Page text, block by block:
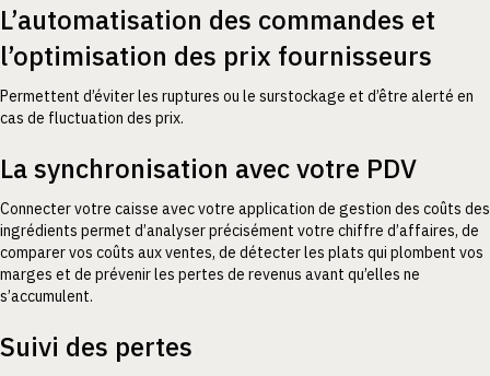
L’automatisation des commandes et
l’optimisation des prix fournisseurs
Permettent d’éviter les ruptures ou le surstockage et d’être alerté en
cas de fluctuation des prix.
La synchronisation avec votre PDV
Connecter votre caisse avec votre application de gestion des coûts des
ingrédients permet d’analyser précisément votre chiffre d’affaires, de
comparer vos coûts aux ventes, de détecter les plats qui plombent vos
marges et de prévenir les pertes de revenus avant qu’elles ne
s’accumulent.
Suivi des pertes